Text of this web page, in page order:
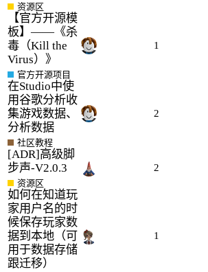
资源区
【官方开源模
板】——《杀
毒（Kill the
Virus）》
官方开源项目
1
在Studio中使
用谷歌分析收
集游戏数据、
分析数据
社区教程
2
[ADR]高级脚
步声-V2.0.3
资源区
2
如何在知道玩
家用户名的时
候保存玩家数
据到本地（可
用于数据存储
跟迁移）
1